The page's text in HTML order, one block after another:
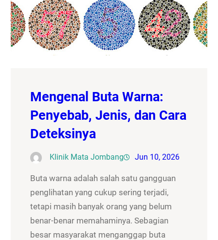
Mengenal Buta Warna:
Penyebab, Jenis, dan Cara
Deteksinya
Klinik Mata Jombang Jun 10, 2026
Buta warna adalah salah satu gangguan
penglihatan yang cukup sering terjadi,
tetapi masih banyak orang yang belum
benar-benar memahaminya. Sebagian
besar masyarakat menganggap buta